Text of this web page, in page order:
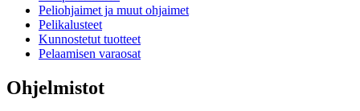
Peliohjaimet ja muut ohjaimet
Pelikalusteet
Kunnostetut tuotteet
Pelaamisen varaosat
Ohjelmistot